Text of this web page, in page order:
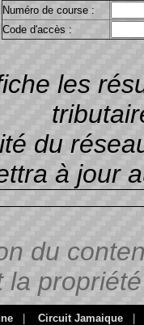
Numéro de course :
Code d'accès :
les
du
à jour
du
la
| Circuit Jamaique |